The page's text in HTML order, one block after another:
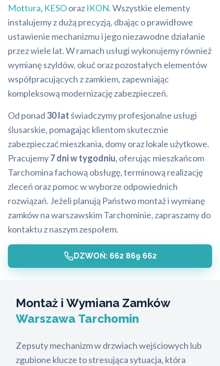
Mottura, KESOoraz IKON. Wszystkie elementy
instalujemy z dużą precyzją, dbając o prawidłowe
ustawienie mechanizmu i jego niezawodne działanie
przez wiele lat. W ramach usługi wykonujemy również
wymianę szyldów, okuć oraz pozostałych elementów
współpracujących z zamkiem, zapewniając
kompleksową modernizację zabezpieczeń.
Od ponad 30 latświadczymy profesjonalne usługi
ślusarskie, pomagając klientom skutecznie
zabezpieczać mieszkania, domy oraz lokale użytkowe.
Pracujemy7 dni w tygodniu, oferując mieszkańcom
Tarchomina fachową obsługę, terminową realizację
zleceń oraz pomoc w wyborze odpowiednich
rozwiązań. Jeżeli planują Państwo montaż i wymianę
zamków na warszawskim Tarchominie, zapraszamy do
kontaktu z naszym zespołem.
DZWOŃ: 662 869 662
Montaż i Wymiana Zamków
Warszawa Tarchomin
Zepsuty mechanizm w drzwiach wejściowych lub
zgubione klucze to stresująca sytuacja, która